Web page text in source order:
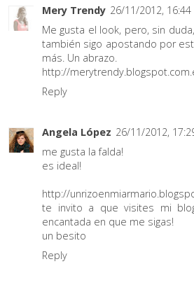
Mery Trendy 26/11/2012, 16:44
Me gusta el look, pero, sin
también sigo apostando por
más. Un abrazo.
http://
Reply
Angela López 26/11/2012,
me gusta la falda!
es ideal!
http://
te invito a que visites mi
encantada en que me sigas!
un besito
Reply